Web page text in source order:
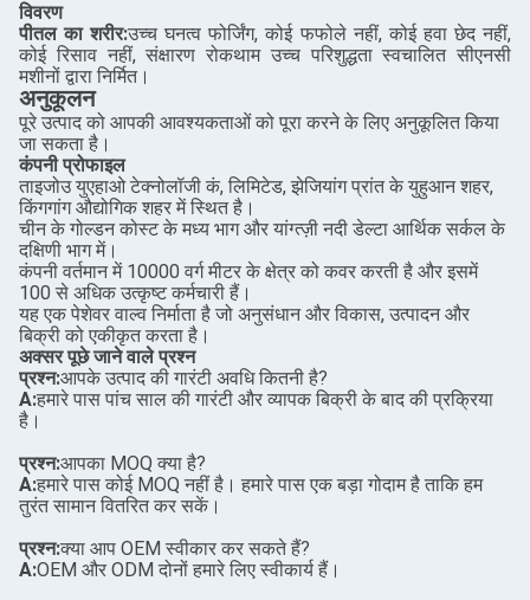
विवरण
पीतल का शरीर:उच्च घनत्व फोर्जिंग, कोई फफोले नहीं, कोई हवा छेद नहीं,
कोई रिसाव नहीं, संक्षारण रोकथाम उच्च परिशुद्धता स्वचालित सीएनसी
मशीनों द्वारा निर्मित।
अनुकूलन
पूरे उत्पाद को आपकी आवश्यकताओं को पूरा करने के लिए अनुकूलित किया
जा सकता है।
कंपनी प्रोफाइल
ताइजोउ युएहाओ टेक्नोलॉजी कं, लिमिटेड, झेजियांग प्रांत के युहुआन शहर,
किंगगांग औद्योगिक शहर में स्थित है।
चीन के गोल्डन कोस्ट के मध्य भाग और यांग्त्ज़ी नदी डेल्टा आर्थिक सर्कल के
दक्षिणी भाग में।
कंपनी वर्तमान में 10000 वर्ग मीटर के क्षेत्र को कवर करती है और इसमें
100 से अधिक उत्कृष्ट कर्मचारी हैं।
यह एक पेशेवर वाल्व निर्माता है जो अनुसंधान और विकास, उत्पादन और
बिक्री को एकीकृत करता है।
अक्सर पूछे जाने वाले प्रश्न
प्रश्न:आपके उत्पाद की गारंटी अवधि कितनी है?
A:हमारे पास पांच साल की गारंटी और व्यापक बिक्री के बाद की प्रक्रिया
है।
प्रश्न:आपका MOQ क्या है?
A:हमारे पास कोई MOQ नहीं है। हमारे पास एक बड़ा गोदाम है ताकि हम
तुरंत सामान वितरित कर सकें।
प्रश्न:क्या आप OEM स्वीकार कर सकते हैं?
A:OEM और ODM दोनों हमारे लिए स्वीकार्य हैं।